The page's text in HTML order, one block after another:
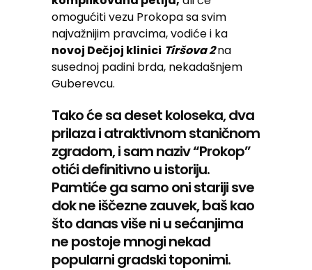
omogućiti vezu Prokopa sa svim
najvažnijim pravcima, vodiće i ka
novoj Dečjoj klinici Tiršova 2na
susednoj padini brda, nekadašnjem
Guberevcu.
Tako će sa deset koloseka, dva
prilaza i atraktivnom staničnom
zgradom, i sam naziv “Prokop”
otići definitivno u istoriju.
Pamtiće ga samo oni stariji sve
dok ne iščezne zauvek, baš kao
što danas više ni u sećanjima
ne postoje mnogi nekad
popularni gradski toponimi.